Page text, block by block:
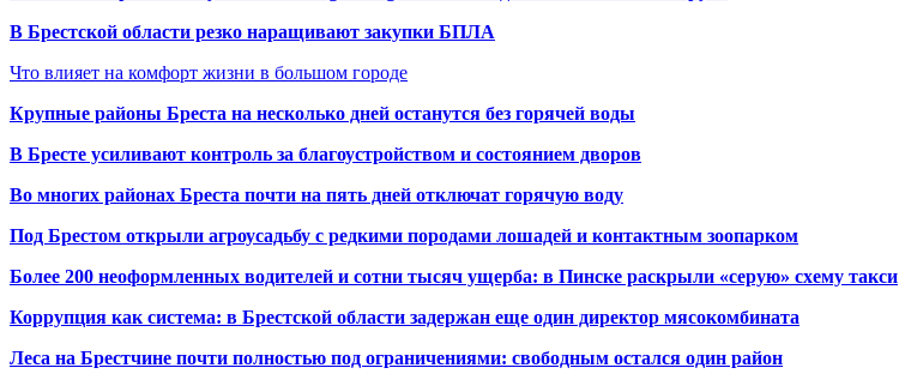
В Брестской области резко наращивают закупки БПЛА
Что влияет на комфорт жизни в большом городе
Крупные районы Бреста на несколько дней останутся без горячей воды
В Бресте усиливают контроль за благоустройством и состоянием дворов
Во многих районах Бреста почти на пять дней отключат горячую воду
Под Брестом открыли агроусадьбу с редкими породами лошадей и контактным зоопарком
Более 200 неоформленных водителей и сотни тысяч ущерба: в Пинске раскрыли «серую» схему такси
Коррупция как система: в Брестской области задержан еще один директор мясокомбината
Леса на Брестчине почти полностью под ограничениями: свободным остался один район